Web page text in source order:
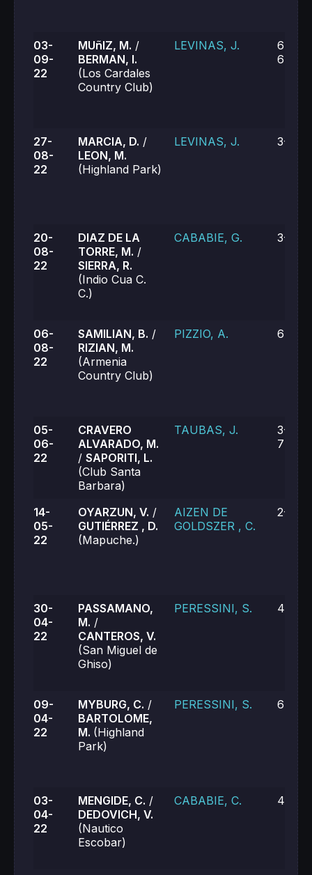
03-
09-
22
MUñIZ, M. /
BERMAN, I.
(Los Cardales
Country Club)
LEVINAS, J.
6-4,
6-7
27-
08-
22
MARCIA, D. /
LEON, M.
(Highland Park)
LEVINAS, J. 3-6,
20-
08-
22
DIAZ DE LA
TORRE, M. /
SIERRA, R.
(Indio Cua C.
C.)
CABABIE, G. 3-6,
06-
08-
22
SAMILIAN, B. /
RIZIAN, M.
(Armenia
Country Club)
PIZZIO, A. 6-3,
05-
06-
22
CRAVERO
ALVARADO, M.
/ SAPORITI, L.
(Club Santa
Barbara)
TAUBAS, J.
3-6,
7-6
14-
05-
22
OYARZUN, V. /
GUTIÉRREZ , D.
(Mapuche.)
AIZEN DE
GOLDSZER , C.
2-6,
30-
04-
22
PASSAMANO,
M. /
CANTEROS, V.
(San Miguel de
Ghiso)
PERESSINI, S. 4-6,
09-
04-
22
MYBURG, C. /
BARTOLOME,
M. (Highland
Park)
PERESSINI, S. 6-3,
03-
04-
22
MENGIDE, C. /
DEDOVICH, V.
(Nautico
Escobar)
CABABIE, C. 4-6,